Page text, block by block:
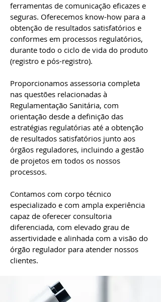
ferramentas de comunicação eficazes e
seguras. Oferecemos know-how para a
obtenção de resultados satisfatórios e
conformes em processos regulatórios,
durante todo o ciclo de vida do produto
(registro e pós-registro).
Proporcionamos assessoria completa
nas questões relacionadas à
Regulamentação Sanitária, com
orientação desde a definição das
estratégias regulatórias até a obtenção
de resultados satisfatórios junto aos
órgãos reguladores, incluindo a gestão
de projetos em todos os nossos
processos.
Contamos com corpo técnico
especializado e com ampla experiência
capaz de oferecer consultoria
diferenciada, com elevado grau de
assertividade e alinhada com a visão do
órgão regulador para atender nossos
clientes.